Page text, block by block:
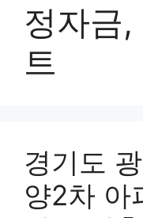
정자금
트
경기도
양2차 아